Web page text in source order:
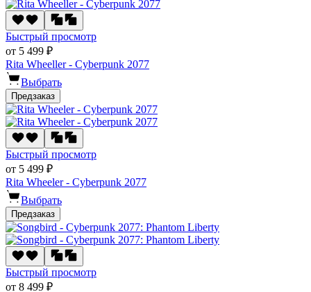
Быстрый просмотр
от 5 499 ₽
Rita Wheeller - Cyberpunk 2077
Выбрать
Предзаказ
Быстрый просмотр
от 5 499 ₽
Rita Wheeler - Cyberpunk 2077
Выбрать
Предзаказ
Быстрый просмотр
от 8 499 ₽